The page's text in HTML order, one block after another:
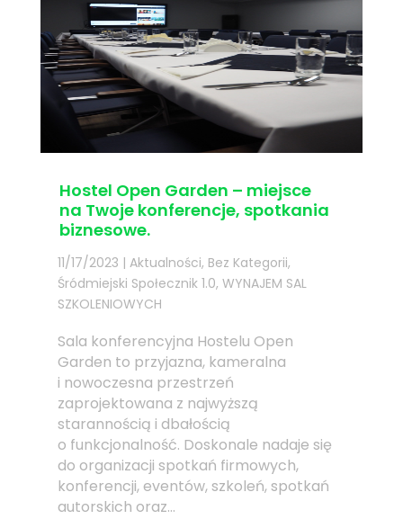
Hostel Open Garden – miejsce
na Twoje konferencje, spotkania
biznesowe.
11/17/2023 | Aktualności, Bez Kategorii,
Śródmiejski Społecznik 1.0, WYNAJEM SAL
SZKOLENIOWYCH
Sala konferencyjna Hostelu Open
Garden to przyjazna, kameralna
i nowoczesna przestrzeń
zaprojektowana z najwyższą
starannością i dbałością
o funkcjonalność. Doskonale nadaje się
do organizacji spotkań firmowych,
konferencji, eventów, szkoleń, spotkań
autorskich oraz...